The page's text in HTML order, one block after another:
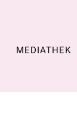
MEDIATHEK